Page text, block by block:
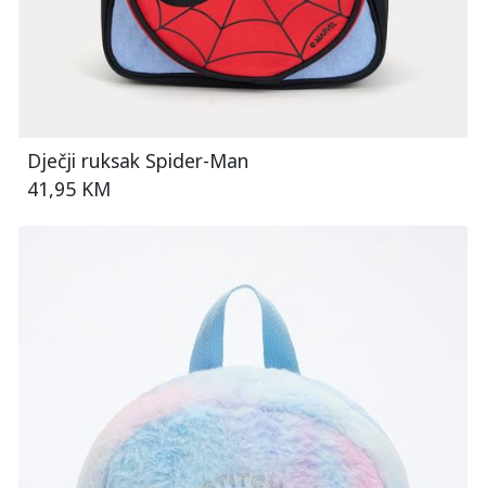
Dječji ruksak Spider-Man
41,95 KM